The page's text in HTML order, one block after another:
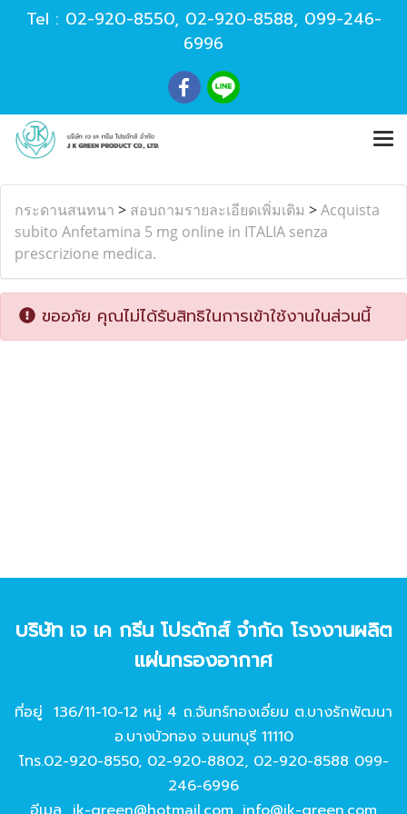
Tel : 02-920-8550, 02-920-8588, 099-246-
6996
กระดานสนทนา > สอบถามรายละเอียดเพิ่มเติม >Acquista
subito Anfetamina 5 mg online in ITALIA senza
prescrizione medica.
ขออภัย คุณไม่ได้รับสิทธิในการเข้าใช้งานในส่วนนี้
บริษัท เจ เค กรีน โปรดักส์ จํากัด โรงงานผลิต
แผ่นกรองอากาศ
ที่อยู่ 136/11-10-12 หมู่ 4 ถ.จันทร์ทองเอี่ยม ต.บางรักพัฒนา
อ.บางบัวทอง จ.นนทบุรี 11110
โทร.02-920-8550, 02-920-8802, 02-920-8588 099-
246-6996